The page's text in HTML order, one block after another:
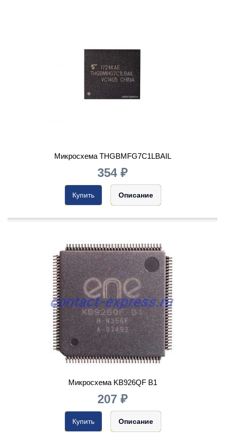
Микросхема THGBMFG7C1LBAIL
354 ₽
Купить Описание
Микросхема KB926QF B1
207 ₽
Купить Описание